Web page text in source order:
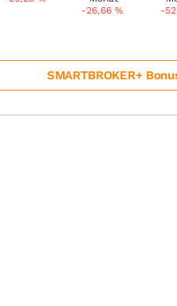
-26,66 % -
SMARTBROKER+